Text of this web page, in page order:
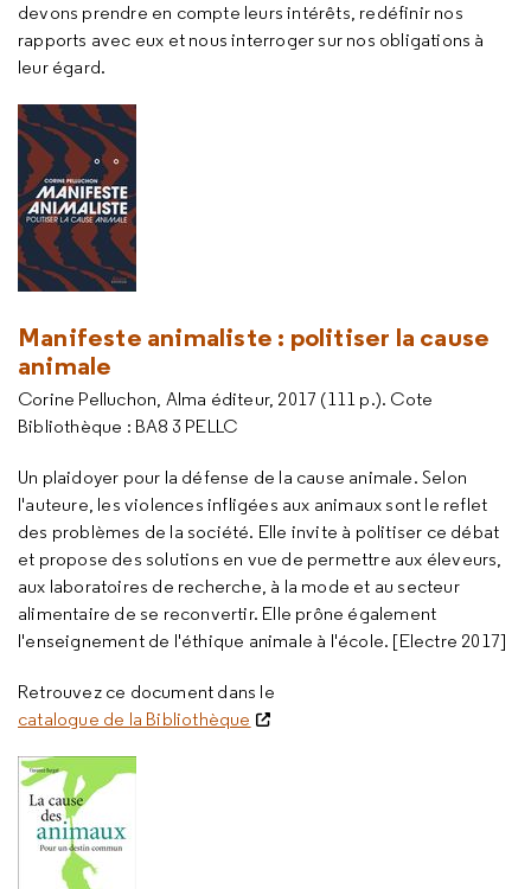
devons prendre en compte leurs intérêts, redéfinir nos
rapports avec eux et nous interroger sur nos obligations à
leur égard.
Manifeste animaliste : politiser la cause
animale
Corine Pelluchon, Alma éditeur, 2017 (111 p.). Cote
Bibliothèque : BA8 3 PELLC
Un plaidoyer pour la défense de la cause animale. Selon
l'auteure, les violences infligées aux animaux sont le reflet
des problèmes de la société. Elle invite à politiser ce débat
et propose des solutions en vue de permettre aux éleveurs,
aux laboratoires de recherche, à la mode et au secteur
alimentaire de se reconvertir. Elle prône également
l'enseignement de l'éthique animale à l'école. [Electre 2017]
Retrouvez ce document dans le
catalogue de la Bibliothèque